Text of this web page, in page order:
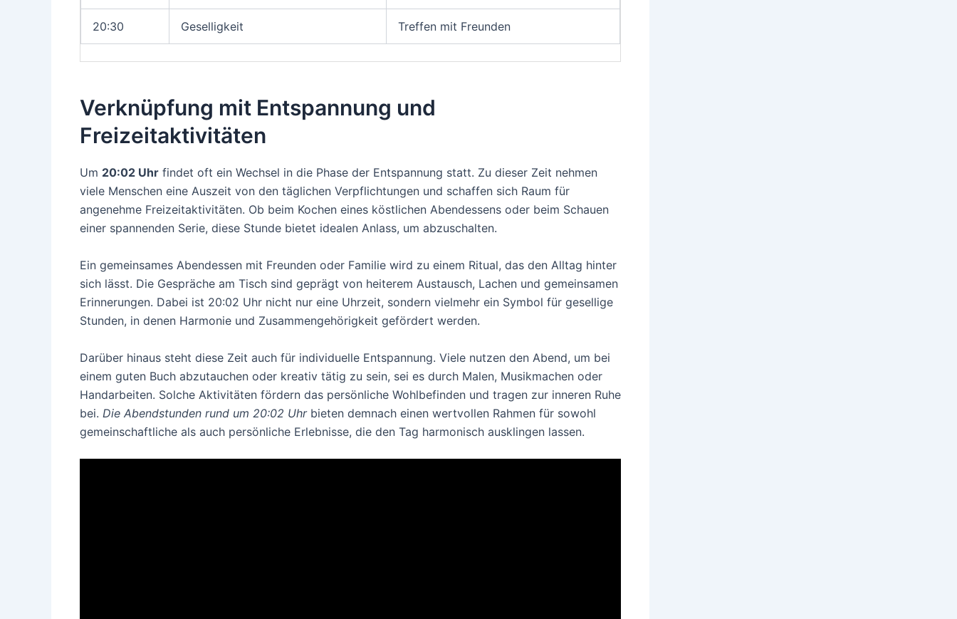
20:30 Geselligkeit Treffen mit Freunden
Verknüpfung mit Entspannung und
Freizeitaktivitäten
Um 20:02 Uhr findet oft ein Wechsel in die Phase der Entspannung statt. Zu dieser Zeit nehmen
viele Menschen eine Auszeit von den täglichen Verpflichtungen und schaffen sich Raum für
angenehme Freizeitaktivitäten. Ob beim Kochen eines köstlichen Abendessens oder beim Schauen
einer spannenden Serie, diese Stunde bietet idealen Anlass, um abzuschalten.
Ein gemeinsames Abendessen mit Freunden oder Familie wird zu einem Ritual, das den Alltag hinter
sich lässt. Die Gespräche am Tisch sind geprägt von heiterem Austausch, Lachen und gemeinsamen
Erinnerungen. Dabei ist 20:02 Uhr nicht nur eine Uhrzeit, sondern vielmehr ein Symbol für gesellige
Stunden, in denen Harmonie und Zusammengehörigkeit gefördert werden.
Darüber hinaus steht diese Zeit auch für individuelle Entspannung. Viele nutzen den Abend, um bei
einem guten Buch abzutauchen oder kreativ tätig zu sein, sei es durch Malen, Musikmachen oder
Handarbeiten. Solche Aktivitäten fördern das persönliche Wohlbefinden und tragen zur inneren Ruhe
bei. Die Abendstunden rund um 20:02 Uhrbieten demnach einen wertvollen Rahmen für sowohl
gemeinschaftliche als auch persönliche Erlebnisse, die den Tag harmonisch ausklingen lassen.